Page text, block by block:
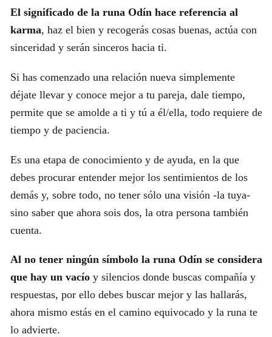
El significado de la runa Odín hace referencia al
karma, haz el bien y recogerás cosas buenas, actúa con
sinceridad y serán sinceros hacia ti.
Si has comenzado una relación nueva simplemente
déjate llevar y conoce mejor a tu pareja, dale tiempo,
permite que se amolde a ti y tú a él/ella, todo requiere de
tiempo y de paciencia.
Es una etapa de conocimiento y de ayuda, en la que
debes procurar entender mejor los sentimientos de los
demás y, sobre todo, no tener sólo una visión -la tuya-
sino saber que ahora sois dos, la otra persona también
cuenta.
Al no tener ningún símbolo la runa Odín se considera
que hay un vacíoy silencios donde buscas compañía y
respuestas, por ello debes buscar mejor y las hallarás,
ahora mismo estás en el camino equivocado y la runa te
lo advierte.